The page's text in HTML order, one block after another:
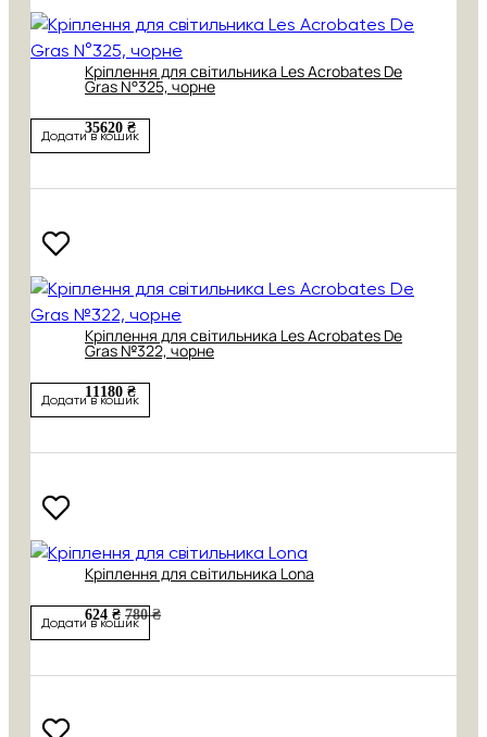
Кріплення для світильника Les Acrobates De
Gras N°325, чорне
35620 ₴
Додати в кошик
Кріплення для світильника Les Acrobates De
Gras №322, чорне
11180 ₴
Додати в кошик
Кріплення для світильника Lona
624 ₴ 780 ₴
Додати в кошик